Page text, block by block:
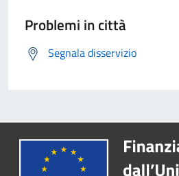
Problemi in città
Segnala disservizio